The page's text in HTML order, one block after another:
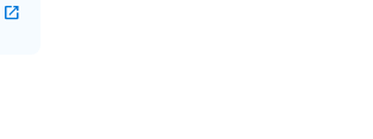
open_in_new